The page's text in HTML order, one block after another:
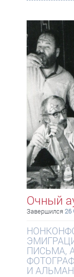
Очный
Завершился 26
ПИСЬМА,
И